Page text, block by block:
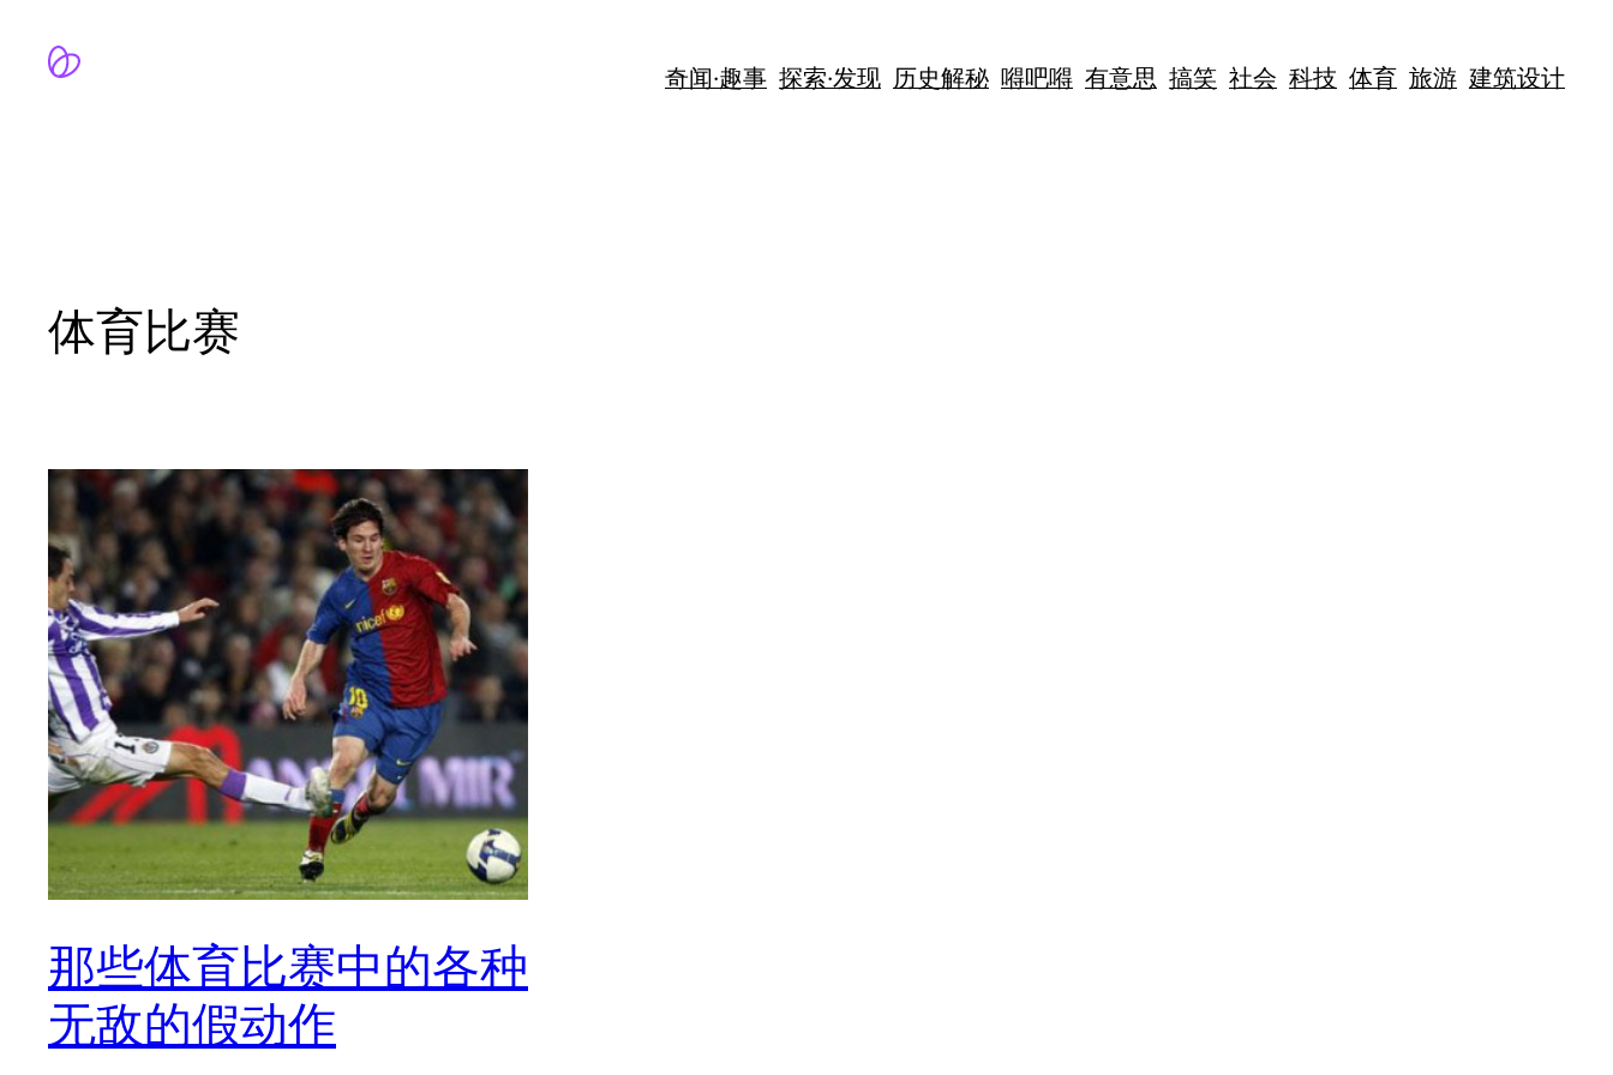
奇闻·趣事 探索·发现 历史解秘 嘚吧嘚 有意思 搞笑 社会 科技 体育 旅游 建筑设计
体育比赛
那些体育比赛中的各种
无敌的假动作